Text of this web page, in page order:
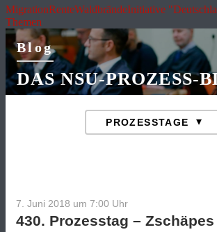
MigrationRenteWaldbrändeInitiative
Themen
Blog
DAS NSU-PROZESS-
7. Juni 2018 um 7:00 Uhr
430. Prozesstag –